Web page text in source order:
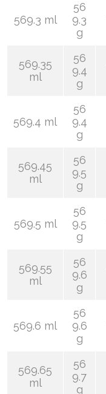
569.3 ml
56
9.3
g
569.35
ml
56
9.4
g
569.4 ml
56
9.4
g
569.45
ml
56
9.5
g
569.5 ml
56
9.5
g
569.55
ml
56
9.6
g
569.6 ml
56
9.6
g
569.65
ml
56
9.7
g